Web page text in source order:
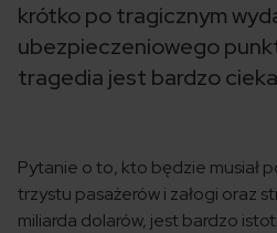
krótko po tragicznym
ubezpieczeniowego
tragedia jest bardzo
Pytanie o to, kto będzie musiał
trzystu pasażerów i załogi oraz
miliarda dolarów, jest bardzo